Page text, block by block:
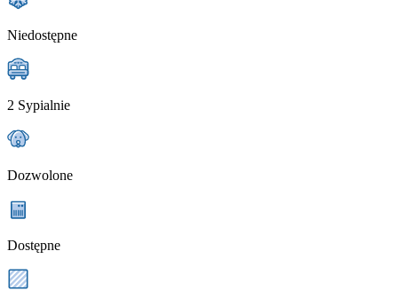
Niedostępne
2 Sypialnie
Dozwolone
Dostępne